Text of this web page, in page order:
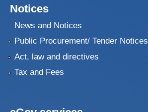
Notices
News and Notices
Public Procurement/ Tender Notices
Act, law and directives
Tax and Fees